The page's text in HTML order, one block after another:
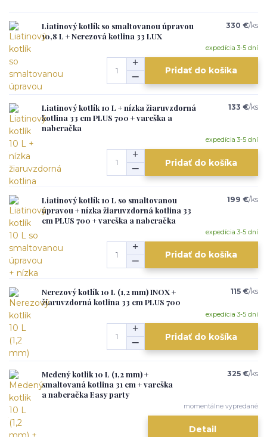
Liatinový kotlík so smaltovanou úpravou
10,8 L + Nerezová kotlina 33 LUX
330 €/ks
expedícia 3-5 dní
Pridať do košíka
Liatinový kotlík 10 L + nízka žiaruvzdorná
kotlina 33 cm PLUS 700 + vareška a
naberačka
133 €/ks
expedícia 3-5 dní
Pridať do košíka
Liatinový kotlík 10 L so smaltovanou
úpravou + nízka žiaruvzdorná kotlina 33
cm PLUS 700 + vareška a naberačka
199 €/ks
expedícia 3-5 dní
Pridať do košíka
Nerezový kotlík 10 L (1,2 mm) INOX +
žiaruvzdorná kotlina 33 cm PLUS 700
115 €/ks
expedícia 3-5 dní
Pridať do košíka
Medený kotlik 10 L (1,2 mm) +
smaltovaná kotlina 31 cm + vareška
a naberačka Easy party
325 €/ks
momentálne vypredané
Detail